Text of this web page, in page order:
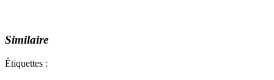
Similaire
Étiquettes :